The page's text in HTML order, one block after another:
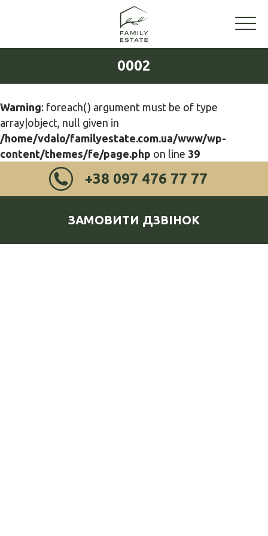
0002
Warning: foreach() argument must be of type
array|object, null given in
/home/vdalo/familyestate.com.ua/www/wp-
content/themes/fe/page.php on line 39
+38 097 476 77 77
ЗАМОВИТИ ДЗВІНОК